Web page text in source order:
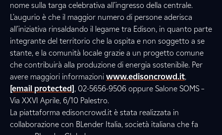
nome sulla targa celebrativa all’ingresso della centrale.
L’augurio è che il maggior numero di persone aderisca
all’iniziativa rinsaldando il legame tra Edison, in quanto parte
integrante del territorio che la ospita e non soggetto a se
stante, e la comunità locale grazie a un progetto comune
che contribuirà alla produzione di energia sostenibile. Per
avere maggiori informazioni www.edisoncrowd.it,
[email protected], 02-5656-9506 oppure Salone SOMS –
Via XXVI Aprile, 6/10 Palestro.
La piattaforma edisoncrowd.it è stata realizzata in
collaborazione con BLender Italia, società italiana che fa